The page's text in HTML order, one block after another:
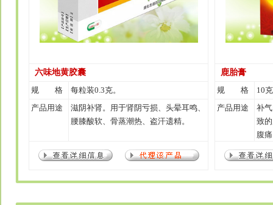
六味地黄胶囊
规 格
每粒装0.3克。
产品用途
滋阴补肾。用于肾阴亏损、头晕耳鸣、
腰膝酸软、骨蒸潮热、盗汗遗精。
鹿胎膏
规 格
10
产品用途
补
致
腹